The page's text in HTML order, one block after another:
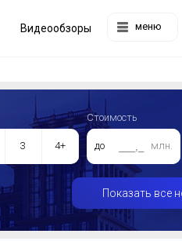
меню
Видеообзоры
3 4+
Стоимость
до млн.
Показать все